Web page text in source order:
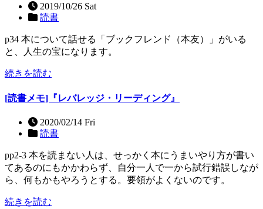
2019/10/26 Sat
読書
p34 本について話せる「ブックフレンド（本友）」がいる
と、人生の宝になります。
続きを読む
[読書メモ]『レバレッジ・リーディング』
2020/02/14 Fri
読書
pp2-3 本を読まない人は、せっかく本にうまいやり方が書い
てあるのにもかかわらず、自分一人で一から試行錯誤しなが
ら、何もかもやろうとする。要領がよくないのです。
続きを読む